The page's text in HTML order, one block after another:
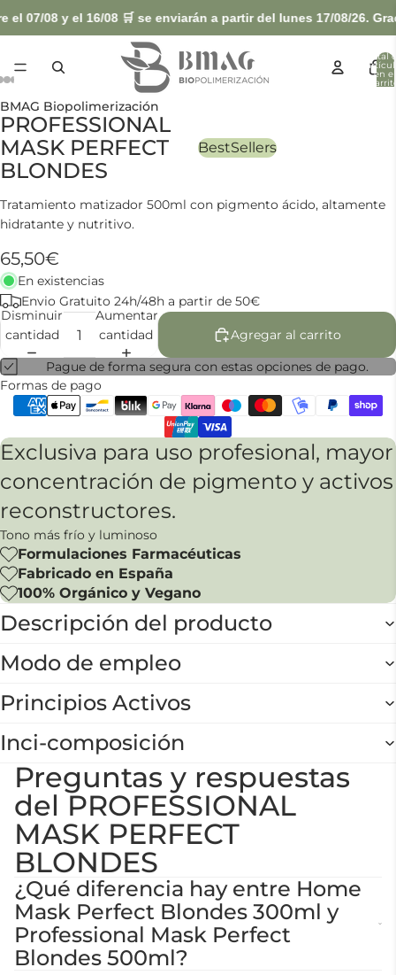
07/08 y el 16/08 🛒 se enviarán a partir del lunes 17/08/26.
Total
en el
BMAG Biopolimerización
PROFESSIONAL
MASK PERFECT
BLONDES
BestSellers
Tratamiento matizador 500ml con pigmento ácido, altamente
hidratante y nutritivo.
65,50€
En existencias
Envio Gratuito 24h/48h a partir de 50€
Disminuir
cantidad
Aumentar
cantidad
Agregar al carrito
Pague de forma segura con estas opciones de pago.
Formas de pago
Exclusiva para uso profesional, mayor
concentración de pigmento y activos
reconstructores.
Tono más frío y luminoso
Formulaciones Farmacéuticas
Fabricado en España
100% Orgánico y Vegano
Descripción del producto
Modo de empleo
Principios Activos
Inci-composición
Preguntas y respuestas
del PROFESSIONAL
MASK PERFECT
BLONDES
¿Qué diferencia hay entre Home
Mask Perfect Blondes 300ml y
Professional Mask Perfect
Blondes 500ml?